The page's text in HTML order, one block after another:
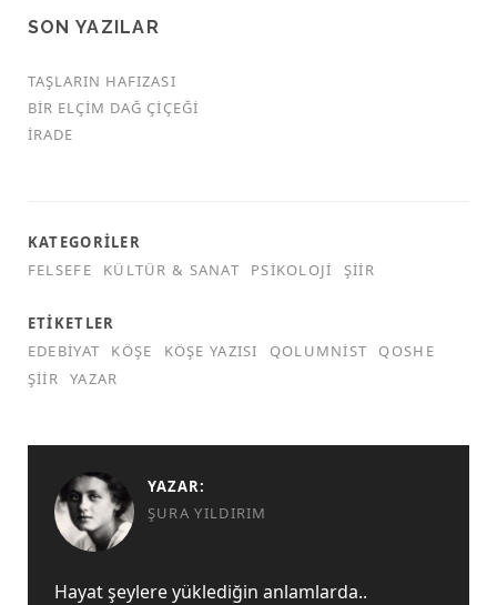
SON YAZILAR
TAŞLARIN HAFIZASI
BIR ELÇIM DAĞ ÇIÇEĞI
İRADE
KATEGORILER
FELSEFE
KÜLTÜR & SANAT PSIKOLOJI ŞIIR
ETIKETLER
EDEBIYAT
KÖŞE KÖŞE YAZISI QOLUMNIST
QOSHE
ŞIIR
YAZAR
YAZAR:
ŞURA YILDIRIM
Hayat şeylere yüklediğin anlamlarda..